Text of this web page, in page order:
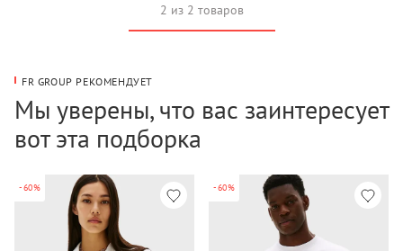
2 из 2 товаров
FR GROUP РЕКОМЕНДУЕТ
Мы уверены, что вас заинтересует
вот эта подборка
-60% -60%